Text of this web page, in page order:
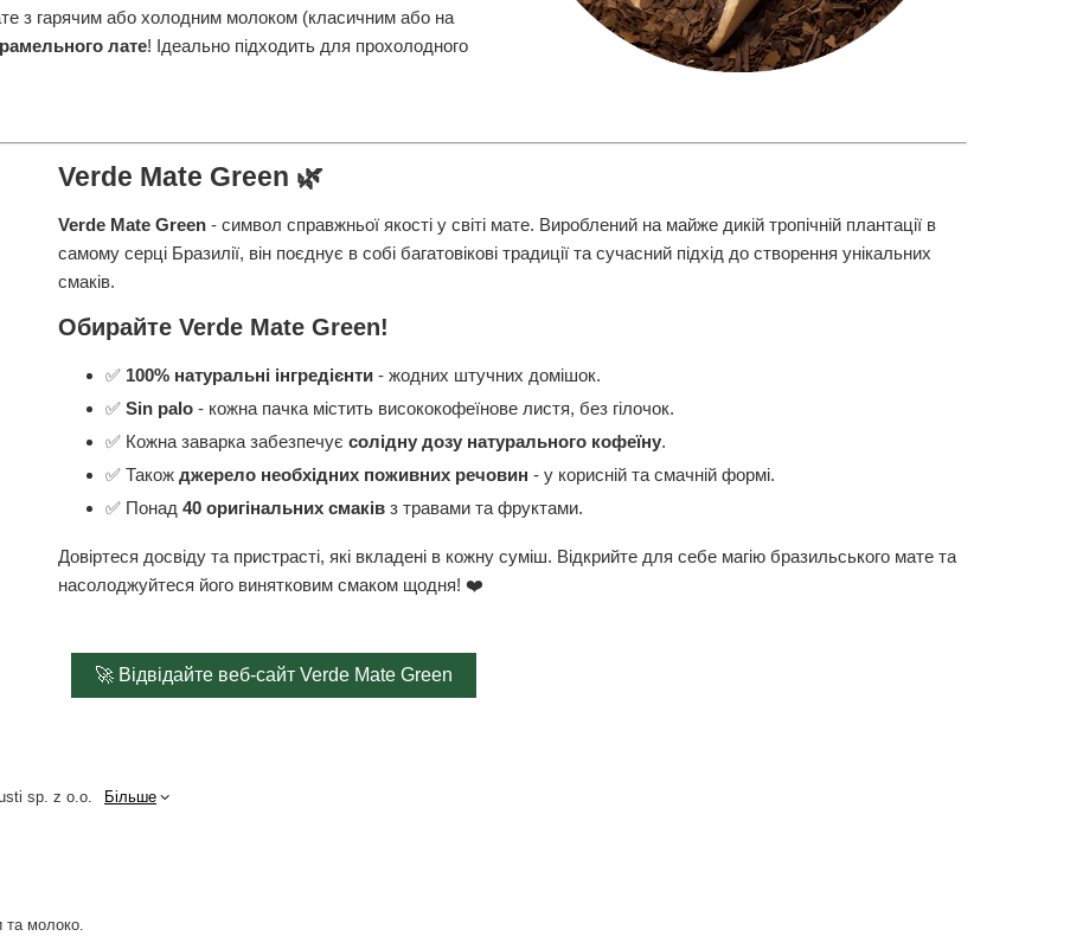
з гарячим або холодним молоком (класичним або на
лате! Ідеально підходить для прохолодного
Verde Mate Green 🌿
Verde Mate Green - символ справжньої якості у світі мате. Вироблений на майже дикій тропічній плантації в
самому серці Бразилії, він поєднує в собі багатовікові традиції та сучасний підхід до створення унікальних
смаків.
Обирайте Verde Mate Green!
✅ 100% натуральні інгредієнти - жодних штучних домішок.
✅Sin palo - кожна пачка містить висококофеїнове листя, без гілочок.
✅ Кожна заварка забезпечуєсолідну дозу натурального кофеїну.
✅ Такожджерело необхідних поживних речовин - у корисній та смачній формі.
✅ Понад40 оригінальних смаків з травами та фруктами.
Довіртеся досвіду та пристрасті, які вкладені в кожну суміш. Відкрийте для себе магію бразильського мате та
насолоджуйтеся його винятковим смаком щодня! ❤️
🚀 Відвідайте веб-сайт Verde Mate Green
sp. z o.o. Більше
та молоко.